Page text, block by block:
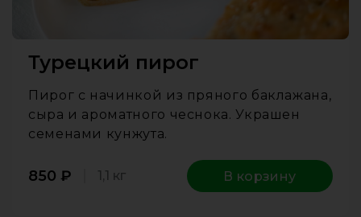
Турецкий пирог
Пирог с начинкой из пряного баклажана,
сыра и ароматного чеснока. Украшен
семенами кунжута.
850 ₽ 1,1 кг В корзину